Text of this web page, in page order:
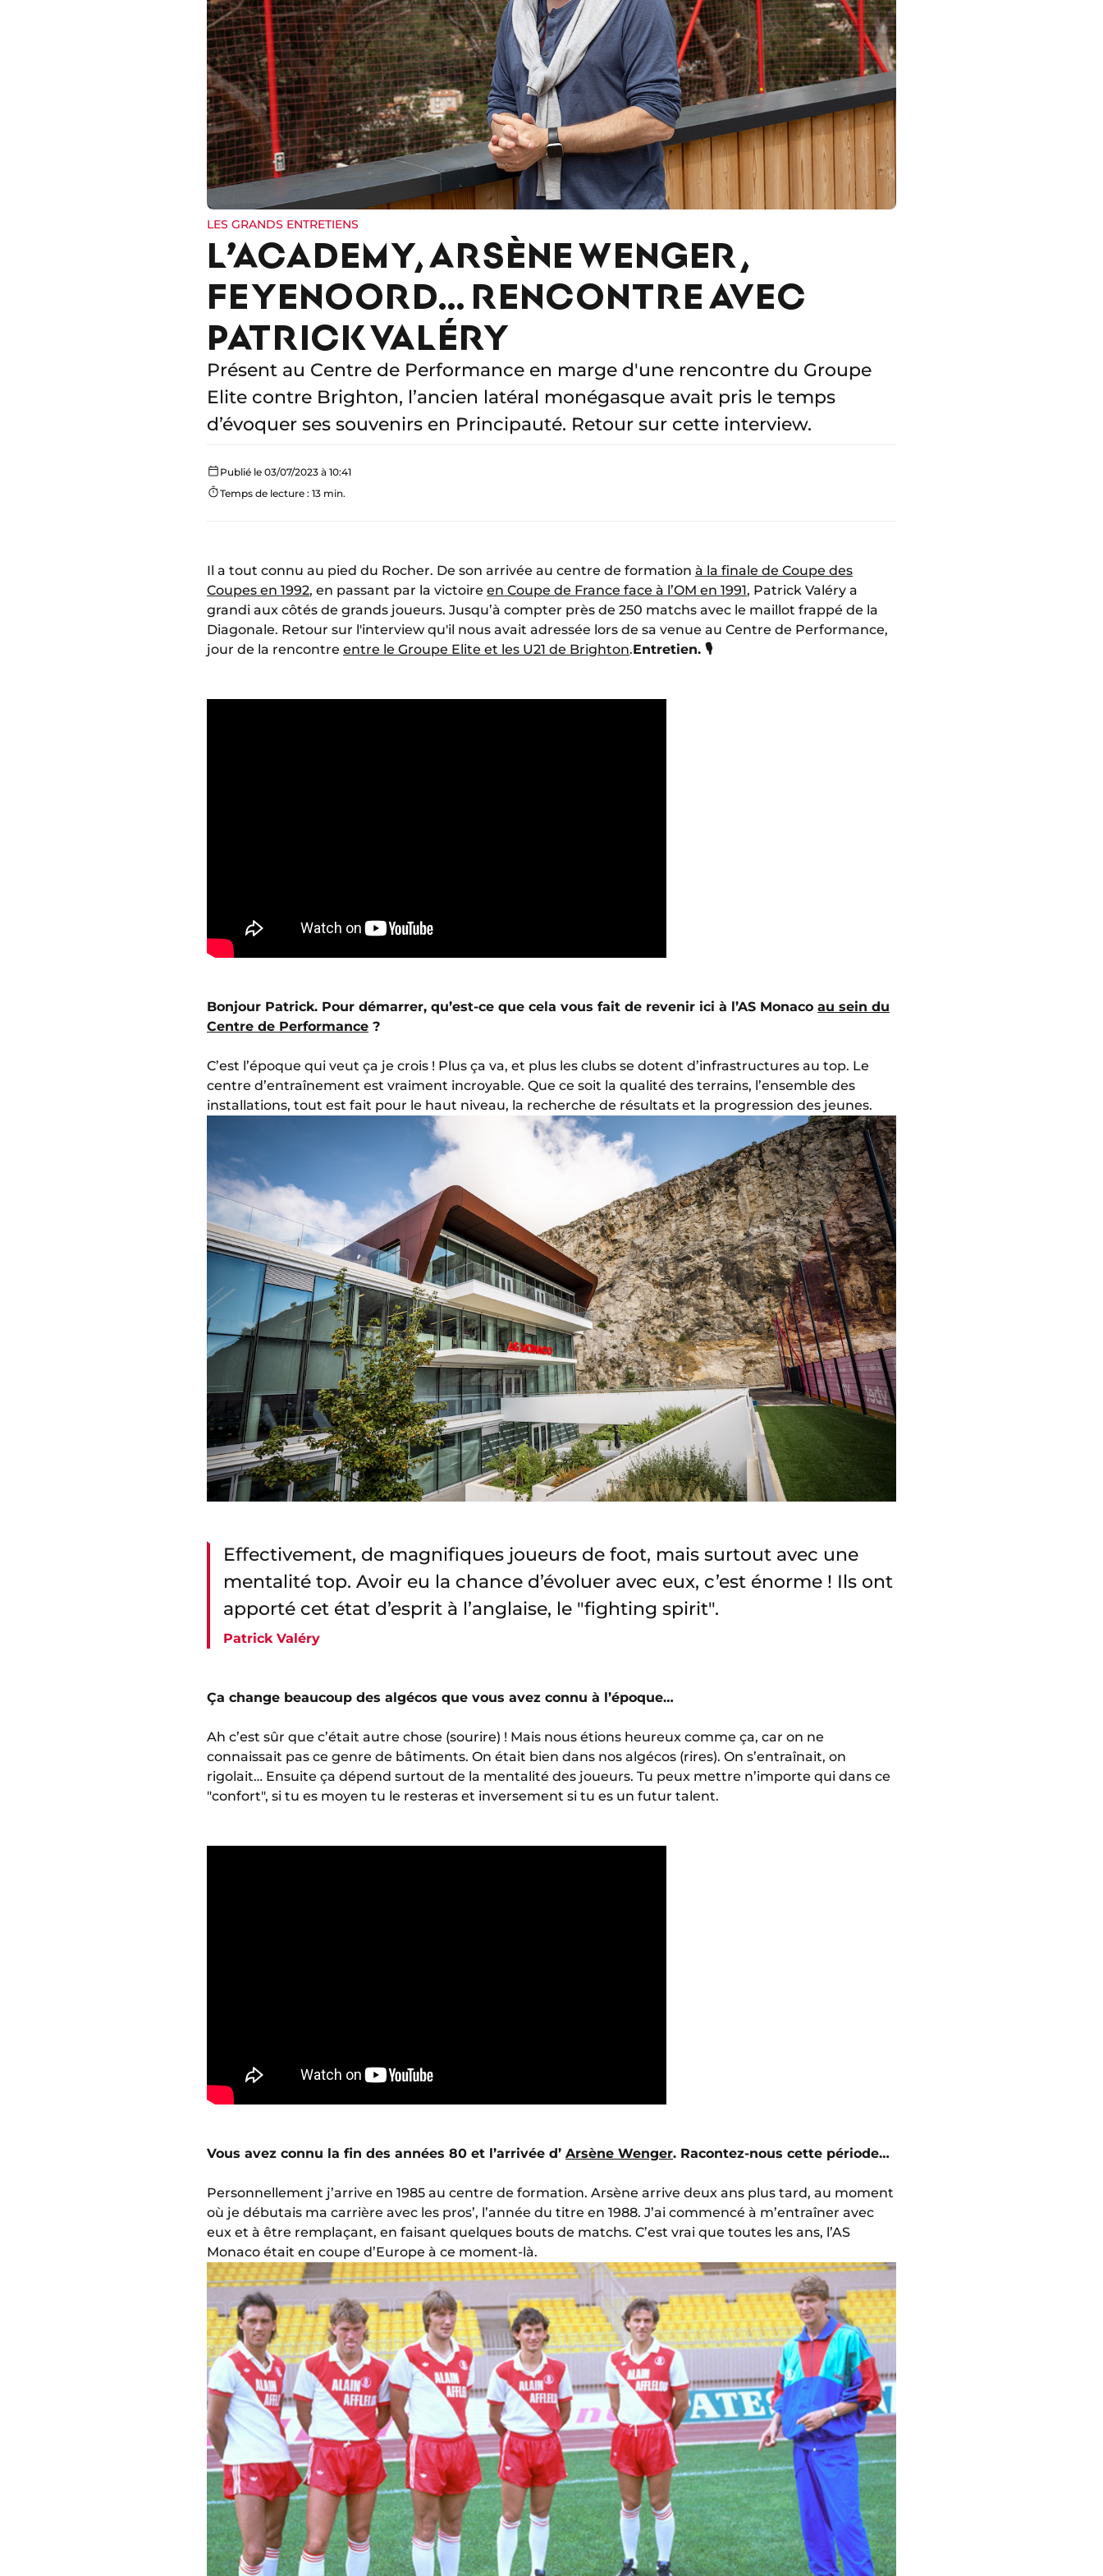
LES GRANDS ENTRETIENS
L’ACADEMY, ARSÈNE WENGER,
FEYENOORD… RENCONTRE AVEC
PATRICK VALÉRY
Présent au Centre de Performance en marge d'une rencontre du Groupe
Elite contre Brighton, l’ancien latéral monégasque avait pris le temps
d’évoquer ses souvenirs en Principauté. Retour sur cette interview.
Publié le 03/07/2023 à 10:41
Temps de lecture : 13 min.
Il a tout connu au pied du Rocher. De son arrivée au centre de formation à la finale de Coupe des
Coupes en 1992, en passant par la victoire en Coupe de France face à l’OM en 1991, Patrick Valéry a
grandi aux côtés de grands joueurs. Jusqu’à compter près de 250 matchs avec le maillot frappé de la
Diagonale. Retour sur l'interview qu'il nous avait adressée lors de sa venue au Centre de Performance,
jour de la rencontre entre le Groupe Elite et les U21 de Brighton.Entretien. 🎙
Bonjour Patrick. Pour démarrer, qu’est-ce que cela vous fait de revenir ici à l’AS Monaco au sein du
Centre de Performance ?
C’est l’époque qui veut ça je crois ! Plus ça va, et plus les clubs se dotent d’infrastructures au top. Le
centre d’entraînement est vraiment incroyable. Que ce soit la qualité des terrains, l’ensemble des
installations, tout est fait pour le haut niveau, la recherche de résultats et la progression des jeunes.
Effectivement, de magnifiques joueurs de foot, mais surtout avec une
mentalité top. Avoir eu la chance d’évoluer avec eux, c’est énorme ! Ils ont
apporté cet état d’esprit à l’anglaise, le "fighting spirit".
Patrick Valéry
Ça change beaucoup des algécos que vous avez connu à l’époque…
Ah c’est sûr que c’était autre chose (sourire) ! Mais nous étions heureux comme ça, car on ne
connaissait pas ce genre de bâtiments. On était bien dans nos algécos (rires). On s’entraînait, on
rigolait… Ensuite ça dépend surtout de la mentalité des joueurs. Tu peux mettre n’importe qui dans ce
"confort", si tu es moyen tu le resteras et inversement si tu es un futur talent.
Vous avez connu la fin des années 80 et l’arrivée d’ Arsène Wenger. Racontez-nous cette période…
Personnellement j’arrive en 1985 au centre de formation. Arsène arrive deux ans plus tard, au moment
où je débutais ma carrière avec les pros’, l’année du titre en 1988. J’ai commencé à m’entraîner avec
eux et à être remplaçant, en faisant quelques bouts de matchs. C’est vrai que toutes les ans, l’AS
Monaco était en coupe d’Europe à ce moment-là.